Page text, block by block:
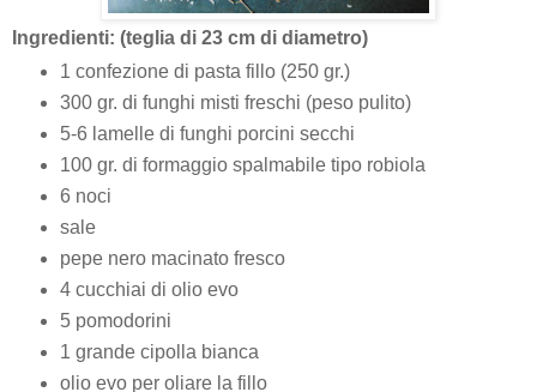
Ingredienti: (teglia di 23 cm di diametro)
1 confezione di pasta fillo (250 gr.)
300 gr. di funghi misti freschi (peso pulito)
5-6 lamelle di funghi porcini secchi
100 gr. di formaggio spalmabile tipo robiola
6 noci
sale
pepe nero macinato fresco
4 cucchiai di olio evo
5 pomodorini
1 grande cipolla bianca
olio evo per oliare la fillo